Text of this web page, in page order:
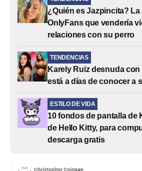
¿Quién es Jazpincita?
OnlyFans que vendería
relaciones con su perro
TENDENCIAS
Karely Ruiz desnuda
está a días de conocer a
ESTILO DE VIDA
10 fondos de pantalla de
de Hello Kitty, para
descarga gratis